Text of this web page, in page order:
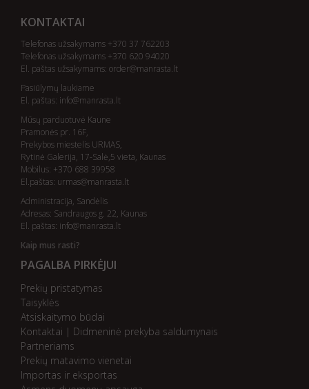
KONTAKTAI
Telefonas užsakymams +370 37 762203
Telefonas užsakymams +370 620 94020
El. paštas užsakymams: order@manrasta.lt
Pasiūlymų laukiame
El. paštas: info@manrasta.lt
Mūsų parduotuvė Kaune
Pramonės pr. 16F,
Prekybos miestelis URMAS,
Rytinė Galerija, 17-Salė,5 vieta, Kaunas
Mobilus: +370 688 39958
El.paštas: urmas@manrasta.lt
Administracija, Sandėlis
Adresas: Sandraugos g. 22, Kaunas
El. paštas: info@manrasta.lt
Kaip mus rasti?
PAGALBA PIRKĖJUI
Prekių pristatymas
Taisyklės
Atsiskaitymo būdai
Kontaktai | Didmeninė prekyba saldumynais
Partneriams
Prekių matavimo vienetai
Importas ir eksportas